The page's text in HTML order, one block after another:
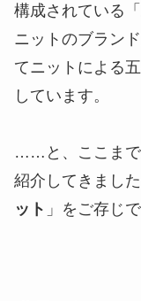
構成されている「
ニットのブラン
てニットによる
しています。
……と、ここまで
紹介してきまし
ット 」をご存じ